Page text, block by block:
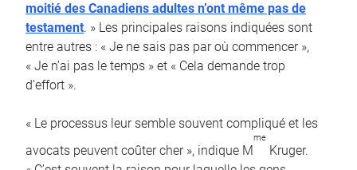
moitié des Canadiens adultes n’ont même pas de
testament. » Les principales raisons indiquées sont
entre autres : « Je ne sais pas par où commencer »,
« Je n’ai pas le temps » et « Cela demande trop
d’effort ».
« Le processus leur semble souvent compliqué et les
avocats peuvent coûter cher », indique M
me
Kruger.